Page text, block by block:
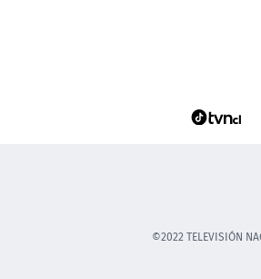
©2022 TELEVISIÓN